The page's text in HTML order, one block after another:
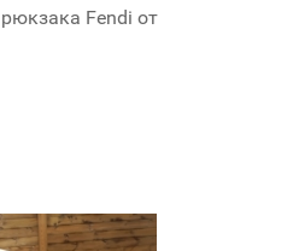
Fendi от